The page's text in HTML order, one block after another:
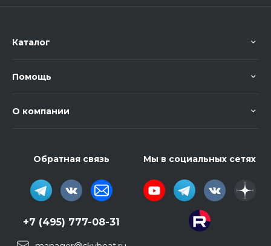
Каталог
Помощь
О компании
Обратная связь
+7 (495) 777-08-31
Мы в социальных сетях